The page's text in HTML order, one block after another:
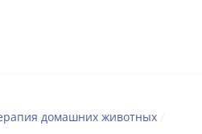
домашних животных‍